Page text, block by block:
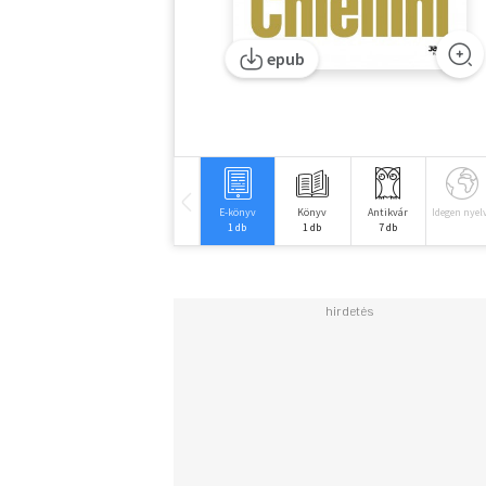
epub
E-könyv
1 db
Könyv
1 db
Antikvár
7 db
Idegen